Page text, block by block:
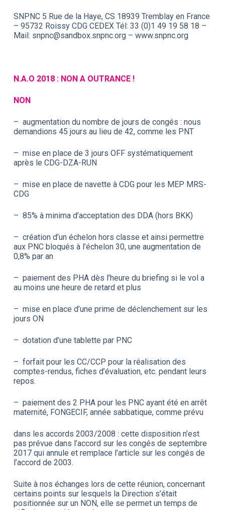
SNPNC 5 Rue de la Haye, CS 18939 Tremblay en France
– 95732 Roissy CDG CEDEX Tél: 33 (0)1 49 19 58 18 –
Mail: snpnc@sandbox.snpnc.org – www.snpnc.org
N.A.O 2018 : NON A OUTRANCE !
NON
– augmentation du nombre de jours de congés : nous
demandions 45 jours au lieu de 42, comme les PNT
– mise en place de 3 jours OFF systématiquement
après le CDG-DZA-RUN
– mise en place de navette à CDG pour les MEP MRS-
CDG
– 85% à minima d’acceptation des DDA (hors BKK)
– création d’un échelon hors classe et ainsi permettre
aux PNC bloqués à l’échelon 30, une augmentation de
0,8% par an
– paiement des PHA dès l’heure du briefing si le vol a
au moins une heure de retard et plus
– mise en place d’une prime de déclenchement sur les
jours ON
– dotation d’une tablette par PNC
– forfait pour les CC/CCP pour la réalisation des
comptes-rendus, fiches d’évaluation, etc. pendant leurs
repos.
– paiement des 2 PHA pour les PNC ayant été en arrêt
maternité, FONGECIF, année sabbatique, comme prévu
dans les accords 2003/2008 : cette disposition n’est
pas prévue dans l’accord sur les congés de septembre
2017 qui annule et remplace l’article sur les congés de
l’accord de 2003.
Suite à nos échanges lors de cette réunion, concernant
certains points sur lesquels la Direction s’était
positionnée sur un NON, elle se permet un temps de